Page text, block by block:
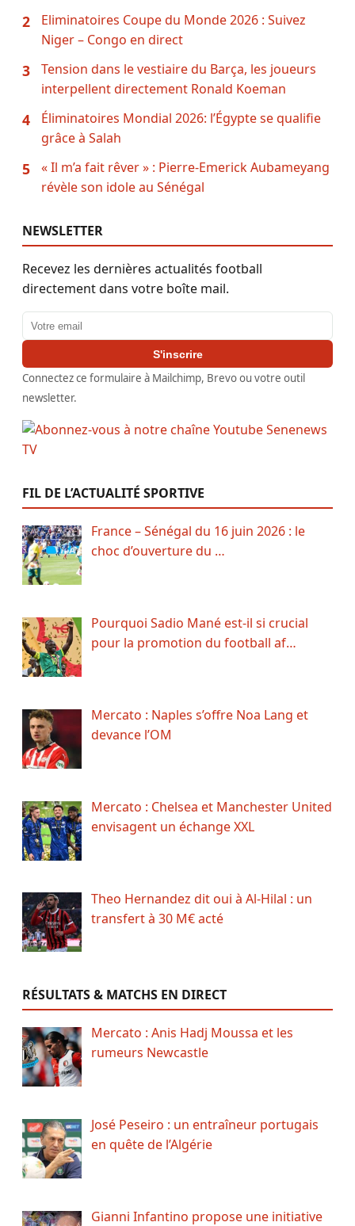
2
Eliminatoires Coupe du Monde 2026 : Suivez
Niger – Congo en direct
3
Tension dans le vestiaire du Barça, les joueurs
interpellent directement Ronald Koeman
4
Éliminatoires Mondial 2026: l’Égypte se qualifie
grâce à Salah
5
« Il m’a fait rêver » : Pierre-Emerick Aubameyang
révèle son idole au Sénégal
NEWSLETTER
Recevez les dernières actualités football
directement dans votre boîte mail.
Adresse email
S'inscrire
Connectez ce formulaire à Mailchimp, Brevo ou votre outil
newsletter.
FIL DE L’ACTUALITÉ SPORTIVE
France – Sénégal du 16 juin 2026 : le
choc d’ouverture du …
Pourquoi Sadio Mané est-il si crucial
pour la promotion du football af…
Mercato : Naples s’offre Noa Lang et
devance l’OM
Mercato : Chelsea et Manchester United
envisagent un échange XXL
Theo Hernandez dit oui à Al-Hilal : un
transfert à 30 M€ acté
RÉSULTATS & MATCHS EN DIRECT
Mercato : Anis Hadj Moussa et les
rumeurs Newcastle
José Peseiro : un entraîneur portugais
en quête de l’Algérie
Gianni Infantino propose une initiative